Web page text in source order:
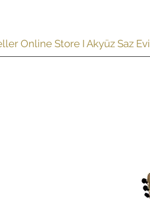
Online Store I Akyüz Saz